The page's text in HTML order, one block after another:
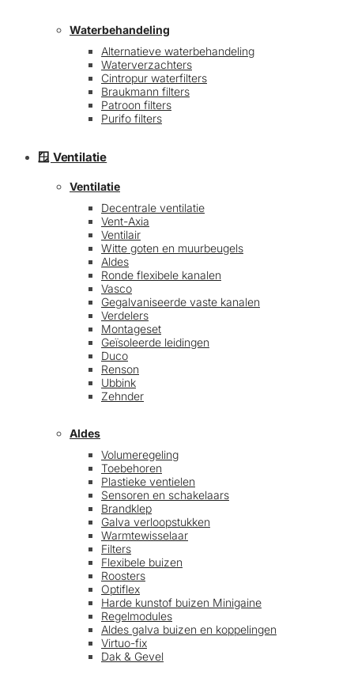
Waterbehandeling
Alternatieve waterbehandeling
Waterverzachters
Cintropur waterfilters
Braukmann filters
Patroon filters
Purifo filters
🪟 Ventilatie
Ventilatie
Decentrale ventilatie
Vent-Axia
Ventilair
Witte goten en muurbeugels
Aldes
Ronde flexibele kanalen
Vasco
Gegalvaniseerde vaste kanalen
Verdelers
Montageset
Geïsoleerde leidingen
Duco
Renson
Ubbink
Zehnder
Aldes
Volumeregeling
Toebehoren
Plastieke ventielen
Sensoren en schakelaars
Brandklep
Galva verloopstukken
Warmtewisselaar
Filters
Flexibele buizen
Roosters
Optiflex
Harde kunstof buizen Minigaine
Regelmodules
Aldes galva buizen en koppelingen
Virtuo-fix
Dak & Gevel